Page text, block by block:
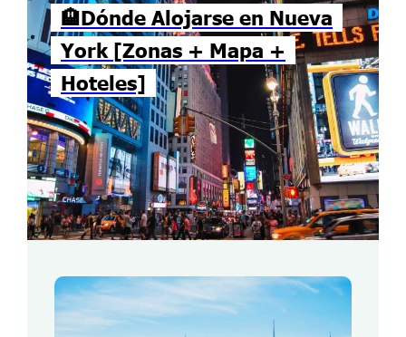
🏨Dónde Alojarse en Nueva
York [Zonas + Mapa +
Hoteles]